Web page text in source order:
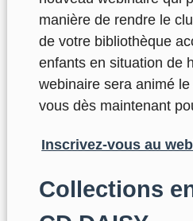
manière de rendre le
de votre bibliothèque
enfants en situation de
webinaire sera animé
vous dès maintenant
Inscrivez-vous au
Collections